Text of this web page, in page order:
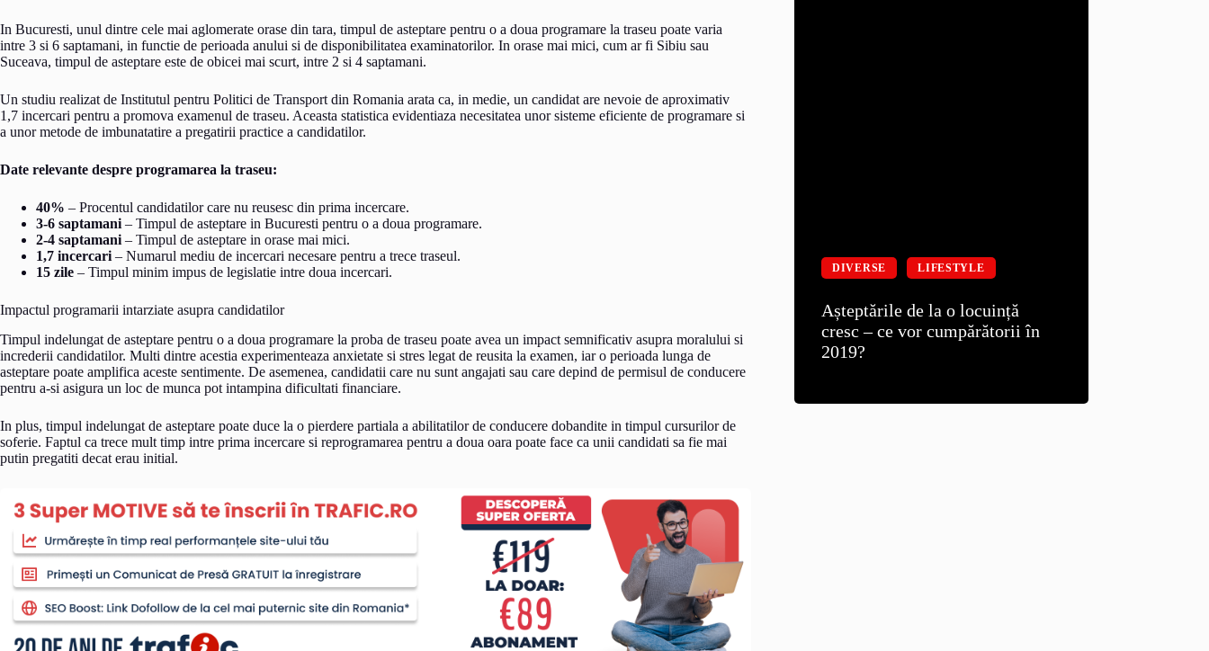
In Bucuresti, unul dintre cele mai aglomerate orase din tara, timpul de asteptare pentru o a doua programare la traseu poate varia
intre 3 si 6 saptamani, in functie de perioada anului si de disponibilitatea examinatorilor. In orase mai mici, cum ar fi Sibiu sau
Suceava, timpul de asteptare este de obicei mai scurt, intre 2 si 4 saptamani.
Un studiu realizat de Institutul pentru Politici de Transport din Romania arata ca, in medie, un candidat are nevoie de aproximativ
1,7 incercari pentru a promova examenul de traseu. Aceasta statistica evidentiaza necesitatea unor sisteme eficiente de programare si
a unor metode de imbunatatire a pregatirii practice a candidatilor.
Date relevante despre programarea la traseu:
40% – Procentul candidatilor care nu reusesc din prima incercare.
3-6 saptamani – Timpul de asteptare in Bucuresti pentru o a doua programare.
2-4 saptamani – Timpul de asteptare in orase mai mici.
1,7 incercari – Numarul mediu de incercari necesare pentru a trece traseul.
15 zile – Timpul minim impus de legislatie intre doua incercari.
Impactul programarii intarziate asupra candidatilor
Timpul indelungat de asteptare pentru o a doua programare la proba de traseu poate avea un impact semnificativ asupra moralului si
increderii candidatilor. Multi dintre acestia experimenteaza anxietate si stres legat de reusita la examen, iar o perioada lunga de
asteptare poate amplifica aceste sentimente. De asemenea, candidatii care nu sunt angajati sau care depind de permisul de conducere
pentru a-si asigura un loc de munca pot intampina dificultati financiare.
In plus, timpul indelungat de asteptare poate duce la o pierdere partiala a abilitatilor de conducere dobandite in timpul cursurilor de
soferie. Faptul ca trece mult timp intre prima incercare si reprogramarea pentru a doua oara poate face ca unii candidati sa fie mai
putin pregatiti decat erau initial.
DIVERSE LIFESTYLE
Așteptările de la o locuință
cresc – ce vor cumpărătorii în
2019?